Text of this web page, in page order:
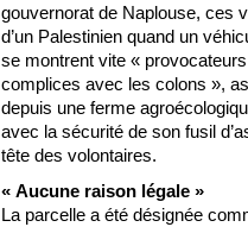
gouvernorat de Naplouse, ces
d’un Palestinien quand un
se montrent vite «
complices avec les colons »,
depuis une ferme
avec la sécurité de son fusil
tête des volontaires.
« Aucune raison légale »
La parcelle a été désignée